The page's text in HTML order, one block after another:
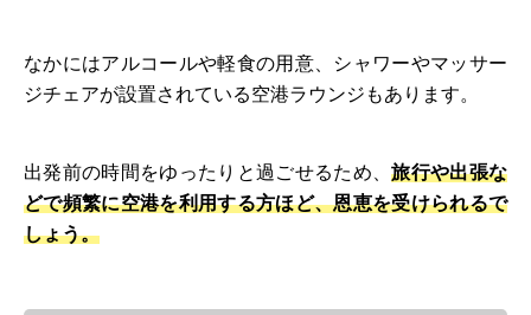
なかにはアルコールや軽食の用意、シャワーやマッサー
ジチェアが設置されている空港ラウンジもあります。
出発前の時間をゆったりと過ごせるため、旅行や出張な
どで頻繁に空港を利用する方ほど、恩恵を受けられるで
しょう。